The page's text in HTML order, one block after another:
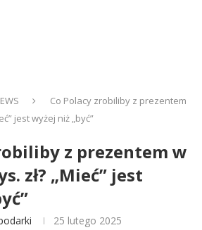
Co Polacy zrobiliby z prezentem
jest wyżej niż „być”
z prezentem w
zł? „Mieć” jest
25 lutego 2025